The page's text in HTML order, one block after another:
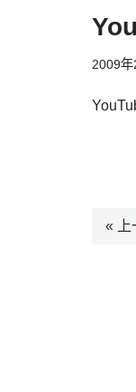
2009年
« 上